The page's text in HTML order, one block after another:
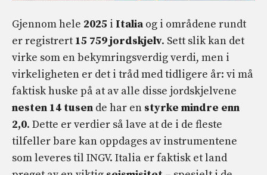
Gjennom hele 2025 i Italia og i områdene rundt
er registrert 15 759 jordskjelv. Sett slik kan det
virke som en bekymringsverdig verdi, men i
virkeligheten er det i tråd med tidligere år: vi må
faktisk huske på at av alle disse jordskjelvene
nesten 14 tusen de har en styrke mindre enn
2,0. Dette er verdier så lave at de i de fleste
tilfeller bare kan oppdages av instrumentene
som leveres til INGV. Italia er faktisk et land